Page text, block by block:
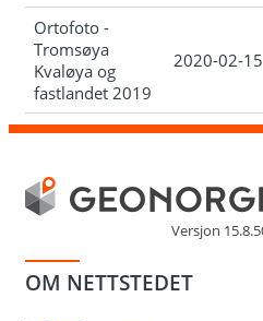
Ortofoto -
Tromsøya
Kvaløya og
fastlandet 2019
2020-02-15